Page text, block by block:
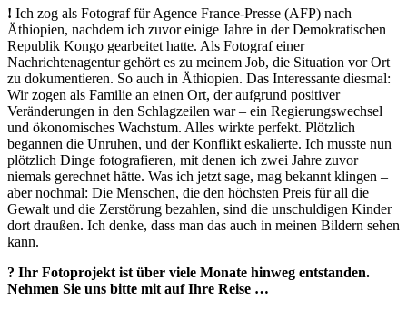
! Ich zog als Fotograf für Agence France-Presse (AFP) nach
Äthiopien, nachdem ich zuvor einige Jahre in der Demokratischen
Republik Kongo gearbeitet hatte. Als Fotograf einer
Nachrichtenagentur gehört es zu meinem Job, die Situation vor Ort
zu dokumentieren. So auch in Äthiopien. Das Interessante diesmal:
Wir zogen als Familie an einen Ort, der aufgrund positiver
Veränderungen in den Schlagzeilen war – ein Regierungswechsel
und ökonomisches Wachstum. Alles wirkte perfekt. Plötzlich
begannen die Unruhen, und der Konflikt eskalierte. Ich musste nun
plötzlich Dinge fotografieren, mit denen ich zwei Jahre zuvor
niemals gerechnet hätte. Was ich jetzt sage, mag bekannt klingen –
aber nochmal: Die Menschen, die den höchsten Preis für all die
Gewalt und die Zerstörung bezahlen, sind die unschuldigen Kinder
dort draußen. Ich denke, dass man das auch in meinen Bildern sehen
kann.
? Ihr Fotoprojekt ist über viele Monate hinweg entstanden.
Nehmen Sie uns bitte mit auf Ihre Reise …